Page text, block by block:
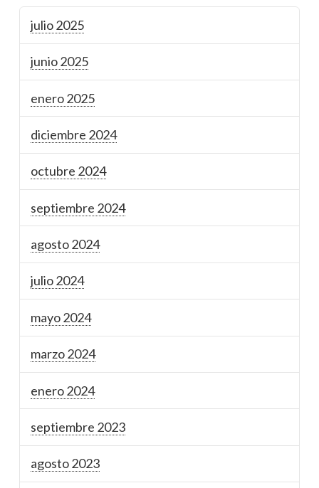
julio 2025
junio 2025
enero 2025
diciembre 2024
octubre 2024
septiembre 2024
agosto 2024
julio 2024
mayo 2024
marzo 2024
enero 2024
septiembre 2023
agosto 2023